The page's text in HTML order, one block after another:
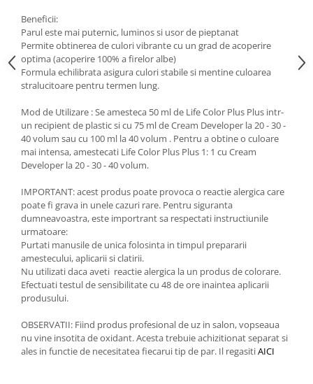
Beneficii:
Parul este mai puternic, luminos si usor de pieptanat
Permite obtinerea de culori vibrante cu un grad de acoperire
optima (acoperire 100% a firelor albe)
Formula echilibrata asigura culori stabile si mentine culoarea
stralucitoare pentru termen lung.
Mod de Utilizare : Se amesteca 50 ml de Life Color Plus Plus intr-
un recipient de plastic si cu 75 ml de Cream Developer la 20 - 30 -
40 volum sau cu 100 ml la 40 volum . Pentru a obtine o culoare
mai intensa, amestecati Life Color Plus Plus 1: 1 cu Cream
Developer la 20 - 30 - 40 volum.
IMPORTANT: acest produs poate provoca o reactie alergica care
poate fi grava in unele cazuri rare. Pentru siguranta
dumneavoastra, este importrant sa respectati instructiunile
urmatoare:
Purtati manusile de unica folosinta in timpul prepararii
amestecului, aplicarii si clatirii.
Nu utilizati daca aveti reactie alergica la un produs de colorare.
Efectuati testul de sensibilitate cu 48 de ore inaintea aplicarii
produsului.
OBSERVATII: Fiind produs profesional de uz in salon, vopseaua
nu vine insotita de oxidant. Acesta trebuie achizitionat separat si
ales in functie de necesitatea fiecarui tip de par. Il regasitiAICI